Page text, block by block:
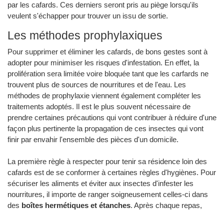
par les cafards. Ces derniers seront pris au piège lorsqu'ils
veulent s'échapper pour trouver un issu de sortie.
Les méthodes prophylaxiques
Pour supprimer et éliminer les cafards, de bons gestes sont à
adopter pour minimiser les risques d'infestation. En effet, la
prolifération sera limitée voire bloquée tant que les carfards ne
trouvent plus de sources de nourritures et de l'eau. Les
méthodes de prophylaxie viennent également compléter les
traitements adoptés. Il est le plus souvent nécessaire de
prendre certaines précautions qui vont contribuer à réduire d'une
façon plus pertinente la propagation de ces insectes qui vont
finir par envahir l'ensemble des pièces d'un domicile.
La première règle à respecter pour tenir sa résidence loin des
cafards est de se conformer à certaines règles d'hygiènes. Pour
sécuriser les aliments et éviter aux insectes d'infester les
nourritures, il importe de ranger soigneusement celles-ci dans
des boîtes hermétiques et étanches. Après chaque repas,